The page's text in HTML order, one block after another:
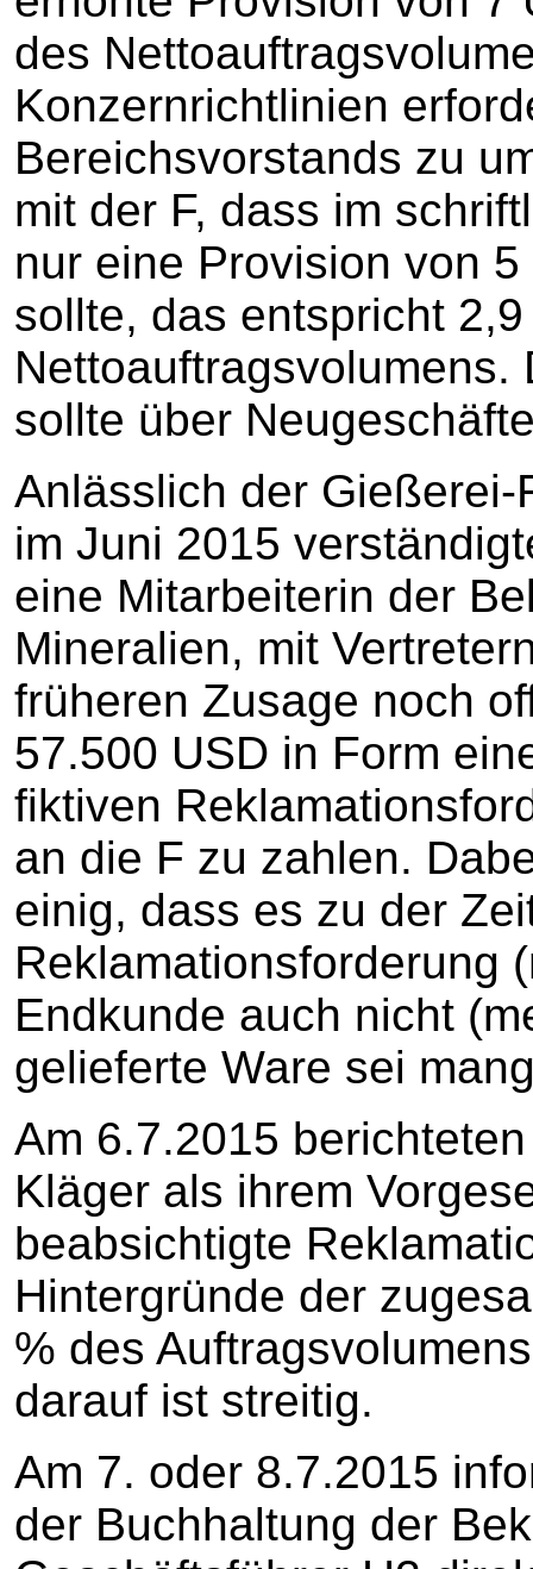
des
Konzernrichtlinien
Bereichsvorstands zu
mit der F, dass im
nur eine Provision von
sollte, das entspricht
sollte über
Anlässlich der
im Juni 2015
eine Mitarbeiterin der
Mineralien, mit
früheren Zusage noch
57.500 USD in Form
fiktiven
an die F zu zahlen.
einig, dass es zu der
Reklamationsforderung
Endkunde auch nicht
gelieferte Ware sei
Am 6.7.2015
Kläger als ihrem
beabsichtigte
Hintergründe der
% des
darauf ist streitig.
Am 7. oder 8.7.2015
der Buchhaltung der